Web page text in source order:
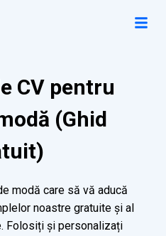
CV pentru
(Ghid
modă care să vă aducă
noastre gratuite și al
Folosiți și personalizați